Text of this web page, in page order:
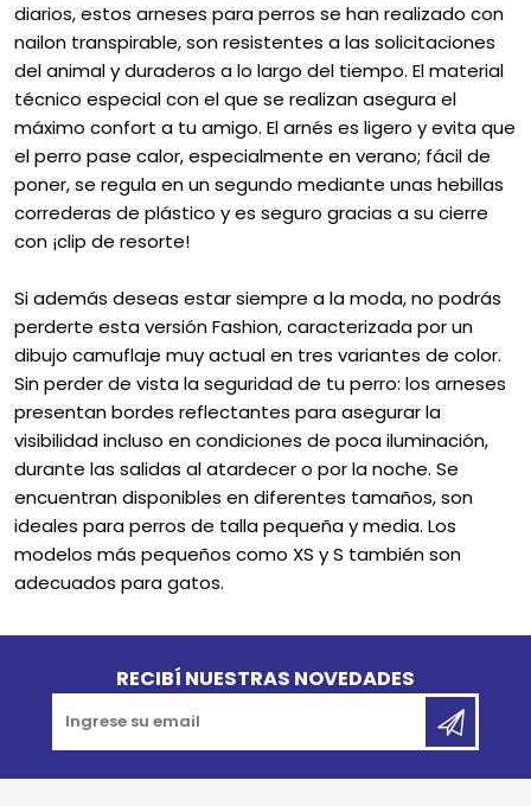
diarios, estos arneses para perros se han realizado con
nailon transpirable, son resistentes a las solicitaciones
del animal y duraderos a lo largo del tiempo. El material
técnico especial con el que se realizan asegura el
máximo confort a tu amigo. El arnés es ligero y evita que
el perro pase calor, especialmente en verano; fácil de
poner, se regula en un segundo mediante unas hebillas
correderas de plástico y es seguro gracias a su cierre
con ¡clip de resorte!
Si además deseas estar siempre a la moda, no podrás
perderte esta versión Fashion, caracterizada por un
dibujo camuflaje muy actual en tres variantes de color.
Sin perder de vista la seguridad de tu perro: los arneses
presentan bordes reflectantes para asegurar la
visibilidad incluso en condiciones de poca iluminación,
durante las salidas al atardecer o por la noche. Se
encuentran disponibles en diferentes tamaños, son
ideales para perros de talla pequeña y media. Los
modelos más pequeños como XS y S también son
adecuados para gatos.
RECIBÍ NUESTRAS NOVEDADES